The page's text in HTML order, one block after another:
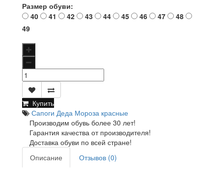
Размер обуви:
40
41 42 43 44 45 46 47
48
49
Купить
Сапоги Деда Мороза красные
Производим обувь более 30 лет!
Гарантия качества от производителя!
Доставка обуви по всей стране!
Описание
Отзывов (0)